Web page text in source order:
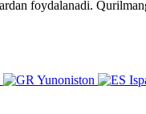
foydalanadi.
Yunoniston